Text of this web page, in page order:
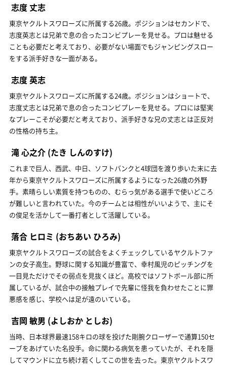
志度 丈志
東京ヤクルトスワローズに所属する26歳。ポジションはセカンドで、
志度英志とは兄弟で息の合ったコンビプレーを見せる。プロは魅せる
ことも必要だと考えており、必要がない場面でもジャンピングスロー
をする派手好きな一面がある。
志度 英志
東京ヤクルトスワローズに所属する24歳。ポジションはショートで、
志度丈志とは兄弟で息の合ったコンビプレーを見せる。プロには堅実
なプレーこそが必要だと考えており、派手好きな兄の丈志とは正反対
の性格の持ち主。
滝 心之介 (たき しんのすけ)
これまで巨人、西武、中日、ソフトバンクと4球団を渡り歩いた末に去
年から東京ヤクルトスワローズに所属するようになった26歳の外野
手。素晴らしい素質を持つものの、むらっ気がある選手で使いどころ
が難しいと言われていた。今のチームとは相性がいいようで、主にそ
の俊足を活かして一番打者として活躍している。
落合 ヒロミ (おちあい ひろみ)
東京ヤクルトスワローズの試合をよくチェックしているヤクルトファ
ンの女子高生。野球に関する知識が豊富で、幸村風児のピッチングを
一目見ただけでその弱点を見抜くほど。高校ではソフトボール部に所
属しているが、試合中の接触プレイで先輩に怪我を負わせたことに罪
悪感を感じ、学校へは足が遠のいている。
吉岡 敏男 (よしおか としお)
当時、日本球界最速158キロの球を投げた剛腕クローザーで通算150セ
ーブをあげていた名投手。命に関わる病気を患っていたが、それを隠
してマウンドに立ち続け若くしてこの世を去った。東京ヤクルトスワ